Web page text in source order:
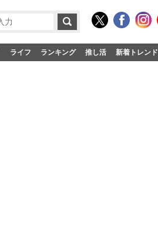
ライフ ランキング 推し活 新着トレンド